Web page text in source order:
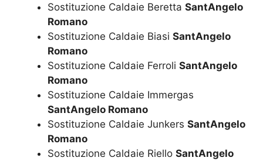
Sostituzione Caldaie Beretta SantAngelo
Romano
Sostituzione Caldaie Biasi SantAngelo
Romano
Sostituzione Caldaie Ferroli SantAngelo
Romano
Sostituzione Caldaie Immergas
SantAngelo Romano
Sostituzione Caldaie Junkers SantAngelo
Romano
Sostituzione Caldaie Riello SantAngelo